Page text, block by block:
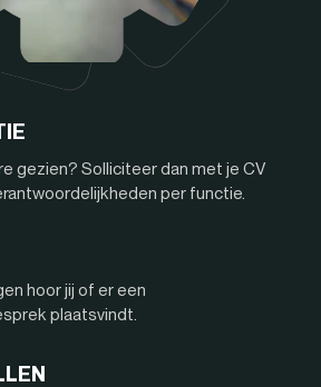
gezien? Solliciteer dan met je CV
per functie.
hoor jij of er een
plaatsvindt.